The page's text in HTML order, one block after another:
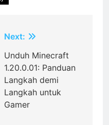
Next:
Unduh Minecraft
1.20.0.01: Panduan
Langkah demi
Langkah untuk
Gamer